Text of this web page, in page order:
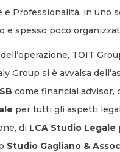
e Professionalità, in uno
e spesso poco
TOIT
Group si è avvalsa
come financial advisor,
per tutti gli aspetti
di LCA Studio Legale
Studio Gagliano &